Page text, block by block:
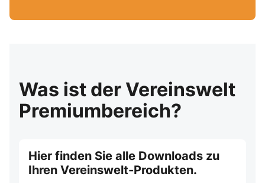
Was ist der Vereinswelt
Premiumbereich?
Hier finden Sie alle Downloads zu
Ihren Vereinswelt-Produkten.